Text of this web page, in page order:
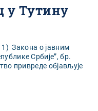
у Тутину
Закона о јавним
Србије”, бр.
привреде објављује